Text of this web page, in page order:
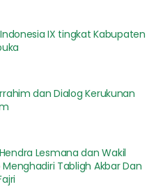
IX tingkat Kabupaten
dan Dialog Kerukunan
Lesmana dan Wakil
Tabligh Akbar Dan